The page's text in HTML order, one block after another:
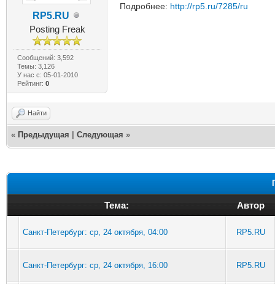
RP5.RU
Posting Freak
Сообщений: 3,592
Темы: 3,126
У нас с: 05-01-2010
Рейтинг: 0
Подробнее: http://rp5.ru/7285/ru
Найти
« Предыдущая Следующая »
Тема: Автор
Санкт-Петербург: ср, 24 октября, 04:00 RP5.RU
Санкт-Петербург: ср, 24 октября, 16:00 RP5.RU